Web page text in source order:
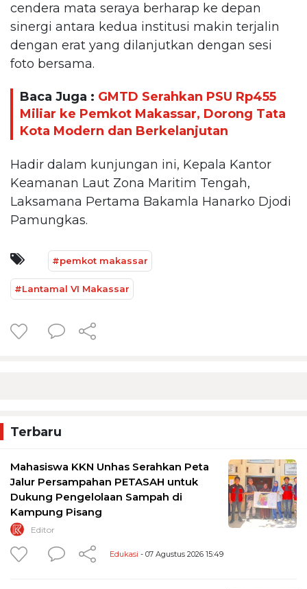
cendera mata seraya berharap ke depan
sinergi antara kedua institusi makin terjalin
dengan erat yang dilanjutkan dengan sesi
foto bersama.
Baca Juga : GMTD Serahkan PSU Rp455
Miliar ke Pemkot Makassar, Dorong Tata
Kota Modern dan Berkelanjutan
Hadir dalam kunjungan ini, Kepala Kantor
Keamanan Laut Zona Maritim Tengah,
Laksamana Pertama Bakamla Hanarko Djodi
Pamungkas.
#pemkot makassar
#Lantamal VI Makassar
Terbaru
Mahasiswa KKN Unhas Serahkan Peta
Jalur Persampahan PETASAH untuk
Dukung Pengelolaan Sampah di
Kampung Pisang
Editor
Edukasi - 07 Agustus 2026 15:49